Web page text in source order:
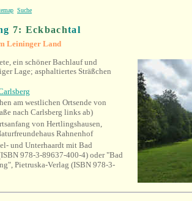
Suche
7: Eckbachtal
Leininger Land
ein schöner Bachlauf und
Lage; asphaltiertes Sträßchen
am westlichen Ortsende von
nach Carlsberg links ab)
von Hertlingshausen,
Rahnenhof
und Unterhaardt mit Bad
978-3-89637-400-4) oder "Bad
Pietruska-Verlag (ISBN 978-3-